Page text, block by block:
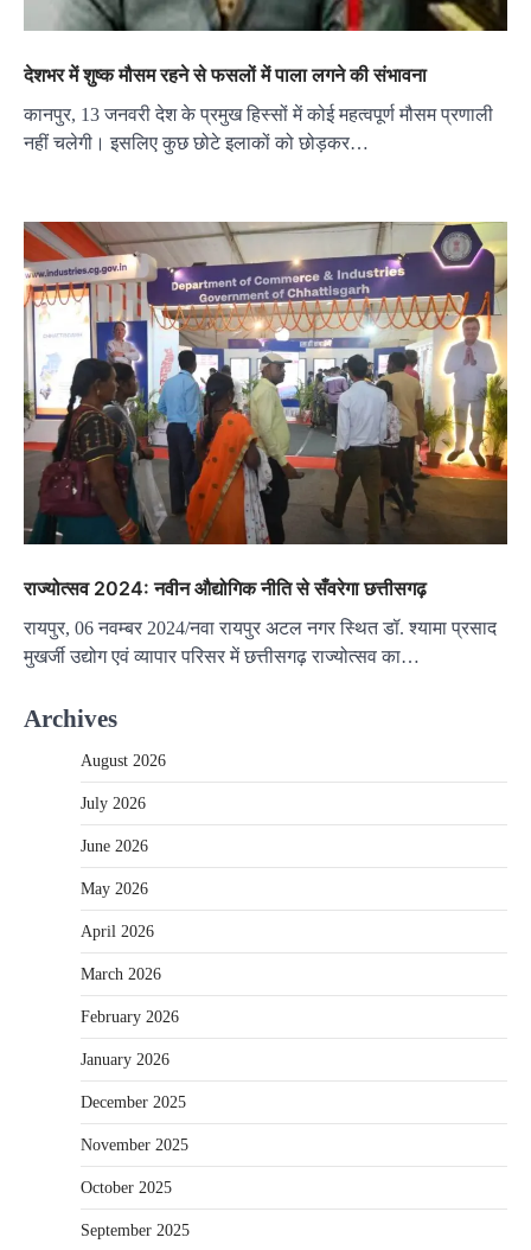
देशभर में शुष्क मौसम रहने से फसलों में पाला लगने की संभावना
कानपुर, 13 जनवरी देश के प्रमुख हिस्सों में कोई महत्वपूर्ण मौसम प्रणाली
नहीं चलेगी। इसलिए कुछ छोटे इलाकों को छोड़कर…
राज्योत्सव 2024: नवीन औद्योगिक नीति से सँवरेगा छत्तीसगढ़
रायपुर, 06 नवम्बर 2024/नवा रायपुर अटल नगर स्थित डॉ. श्यामा प्रसाद
मुखर्जी उद्योग एवं व्यापार परिसर में छत्तीसगढ़ राज्योत्सव का…
Archives
August 2026
July 2026
June 2026
May 2026
April 2026
March 2026
February 2026
January 2026
December 2025
November 2025
October 2025
September 2025